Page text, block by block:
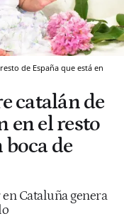
de España que está en
catalán de
en el resto
boca de
Cataluña genera